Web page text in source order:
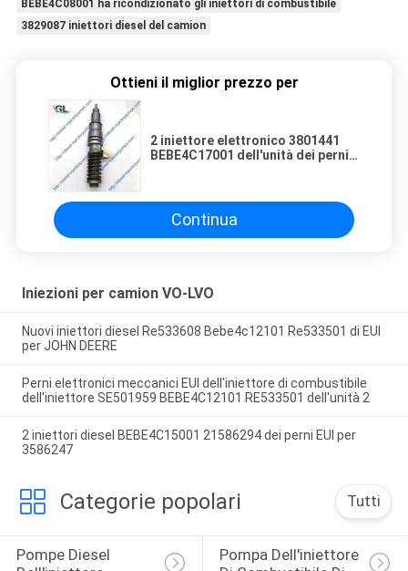
BEBE4C08001 ha ricondizionato gli iniettori di combustibile
3829087 iniettori diesel del camion
Ottieni il miglior prezzo per
2 iniettore elettronico 3801441
BEBE4C17001 dell'unità dei perni
Continua
Iniezioni per camion VO-LVO
Nuovi iniettori diesel Re533608 Bebe4c12101 Re533501 di EUI
per JOHN DEERE
Perni elettronici meccanici EUI dell'iniettore di combustibile
dell'iniettore SE501959 BEBE4C12101 RE533501 dell'unità 2
2 iniettori diesel BEBE4C15001 21586294 dei perni EUI per
3586247
Categorie popolari Tutti
Pompe Diesel
Pompa Dell'iniettore